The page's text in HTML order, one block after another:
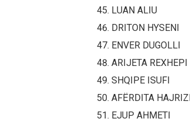
LUAN ALIU
DRITON HYSENI
ENVER DUGOLLI
ARIJETA REXHEPI
SHQIPE ISUFI
AFËRDITA HAJRIZI
EJUP AHMETI